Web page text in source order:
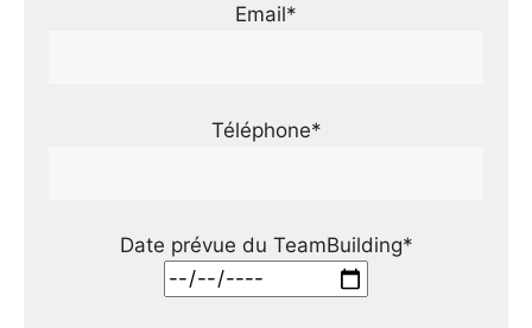
Email*
Téléphone*
Date prévue du TeamBuilding*